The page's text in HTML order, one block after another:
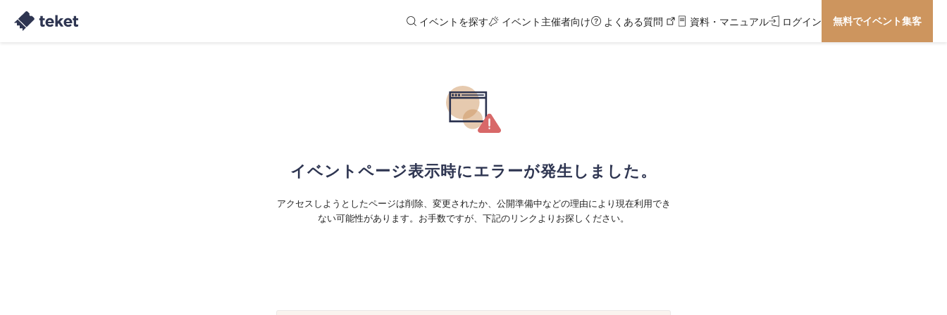
イベントを探す イベント主催者向け よくある質問 資料・マニュアル ログイン 無料でイベント集客
イベントページ表示時にエラーが発生しました。
アクセスしようとしたページは削除、変更されたか、公開準備中などの理由により現在利用でき
ない可能性があります。お手数ですが、下記のリンクよりお探しください。